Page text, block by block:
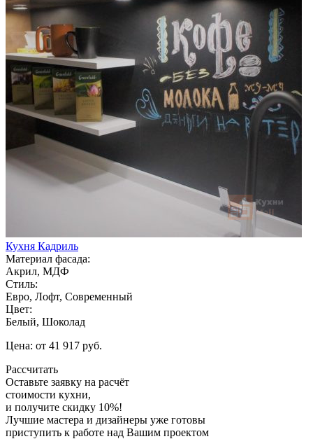
Кухня Кадриль
Материал фасада:
Акрил, МДФ
Стиль:
Евро, Лофт, Современный
Цвет:
Белый, Шоколад
Цена: от 41 917 руб.
Рассчитать
Оставьте заявку на расчёт
стоимости кухни,
и получите скидку 10%!
Лучшие мастера и дизайнеры уже готовы
приступить к работе над Вашим проектом